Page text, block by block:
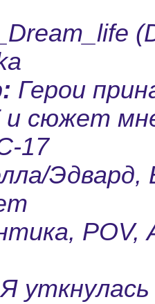
Герои
и сюжет
17
Эдвард,
POV,
Я